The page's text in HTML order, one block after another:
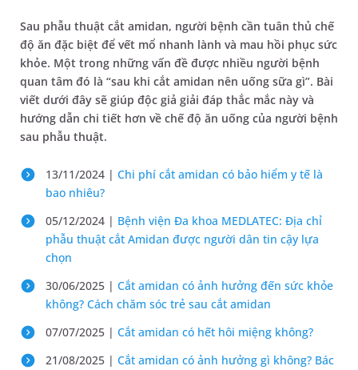
Sau phẫu thuật cắt amidan, người bệnh cần tuân thủ chế
độ ăn đặc biệt để vết mổ nhanh lành và mau hồi phục sức
khỏe. Một trong những vấn đề được nhiều người bệnh
quan tâm đó là “sau khi cắt amidan nên uống sữa gì”. Bài
viết dưới đây sẽ giúp độc giả giải đáp thắc mắc này và
hướng dẫn chi tiết hơn về chế độ ăn uống của người bệnh
sau phẫu thuật.
13/11/2024 | Chi phí cắt amidan có bảo hiểm y tế là
bao nhiêu?
05/12/2024 | Bệnh viện Đa khoa MEDLATEC: Địa chỉ
phẫu thuật cắt Amidan được người dân tin cậy lựa
chọn
30/06/2025 | Cắt amidan có ảnh hưởng đến sức khỏe
không? Cách chăm sóc trẻ sau cắt amidan
07/07/2025 | Cắt amidan có hết hôi miệng không?
21/08/2025 | Cắt amidan có ảnh hưởng gì không? Bác